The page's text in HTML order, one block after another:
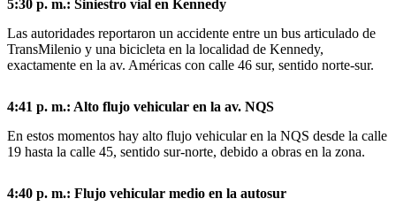
5:30 p. m.: Siniestro vial en Kennedy
Las autoridades reportaron un accidente entre un bus articulado de
TransMilenio y una bicicleta en la localidad de Kennedy,
exactamente en la av. Américas con calle 46 sur, sentido norte-sur.
4:41 p. m.: Alto flujo vehicular en la av. NQS
En estos momentos hay alto flujo vehicular en la NQS desde la calle
19 hasta la calle 45, sentido sur-norte, debido a obras en la zona.
4:40 p. m.: Flujo vehicular medio en la autosur